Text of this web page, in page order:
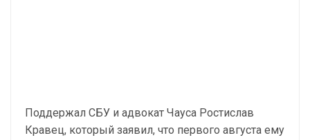
Поддержал СБУ и адвокат Чауса Ростислав
Кравец, который заявил, что первого августа ему